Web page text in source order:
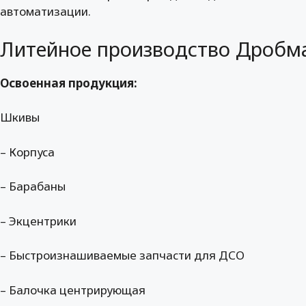
автоматизации.
Литейное производство
Освоенная продукция:
Шкивы
– Корпуса
– Барабаны
– Экцентрики
– Быстроизнашиваемые запчасти для ДСО
– Балочка центрирующая